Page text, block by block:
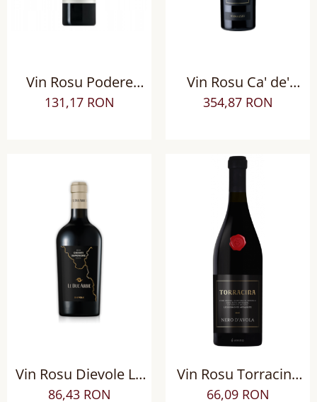
Vin Rosu Podere
Brizio Rosso di
Montalcino DOCG sec
131,17 RON
Vin Rosu Ca' de'
Rocchi La Bastia
Amarone della
354,87 RON
Vin Rosu Dievole Le
Due Arbie Chianti
86,43 RON
Vin Rosu Torracina
Nero D'Avola Sec
66,09 RON